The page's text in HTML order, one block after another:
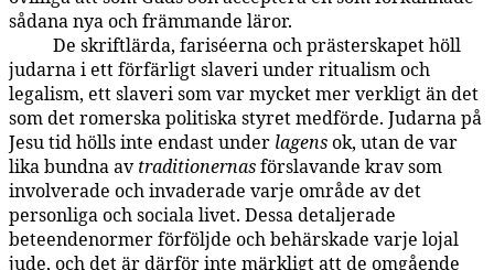
sådana nya och främmande läror.
De skriftlärda, fariséerna och prästerskapet höll
judarna i ett förfärligt slaveri under ritualism och
legalism, ett slaveri som var mycket mer verkligt än det
som det romerska politiska styret medförde. Judarna på
Jesu tid hölls inte endast under lagensok, utan de var
lika bundna avtraditionernasförslavande krav som
involverade och invaderade varje område av det
personliga och sociala livet. Dessa detaljerade
beteendenormer förföljde och behärskade varje lojal
jude, och det är därför inte märkligt att de omgående